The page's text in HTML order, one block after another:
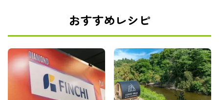
おすすめレシピ